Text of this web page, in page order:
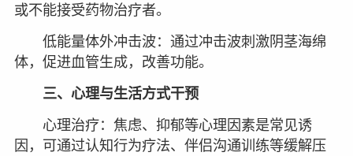
或不能接受药物治疗者。
低能量体外冲击波：通过冲击波刺激阴茎海绵
体，促进血管生成，改善功能。
三、心理与生活方式干预
心理治疗：焦虑、抑郁等心理因素是常见诱
因，可通过认知行为疗法、伴侣沟通训练等缓解压